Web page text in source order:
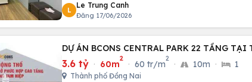
L
Le Trung Canh
Đăng 17/06/2026
DỰ ÁN BCONS CENTRAL PARK 22 TẦNG TẠI
3.6 tỷ · 60m
2
· 60 tr/m
2
· 10m · 1
Thành phố Đồng Nai